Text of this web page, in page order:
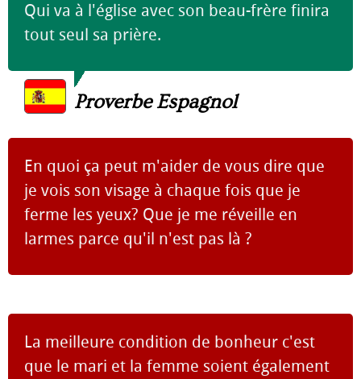
Qui va à l'église avec son beau-frère finira
tout seul sa prière.
Proverbe Espagnol
En quoi ça peut m'aider de vous dire que
je vois son visage à chaque fois que je
ferme les yeux? Que je me réveille en
larmes parce qu'il n'est pas là ?
La meilleure condition de bonheur c'est
que le mari et la femme soient également